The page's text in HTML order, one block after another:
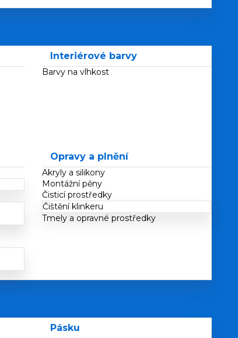
Interiérové barvy
Barvy na vlhkost
Opravy a plnění
Akryly a silikony
Montážní pěny
Čisticí prostředky
Čištění klinkeru
Tmely a opravné prostředky
Pásku